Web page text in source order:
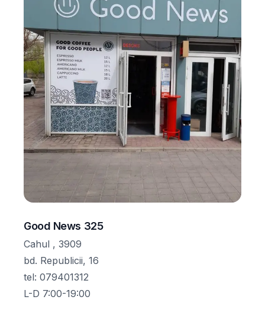
Good News 325
Cahul , 3909
bd. Republicii, 16
tel: 079401312
L-D 7:00-19:00